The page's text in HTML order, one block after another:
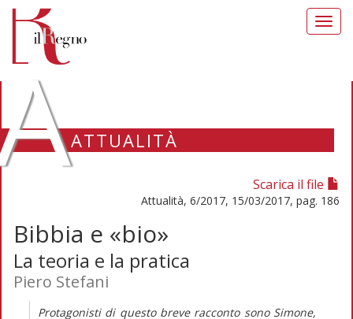
ATTUALITÀ
Scarica il file
Attualità, 6/2017, 15/03/2017, pag. 186
Bibbia e «bio»
La teoria e la pratica
Piero Stefani
Protagonisti di questo breve racconto sono Simone,